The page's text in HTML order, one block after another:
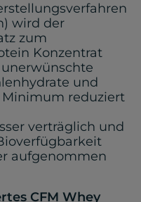
wird der
zum
Konzentrat
und
Minimum reduziert
verträglich und
aufgenommen
CFM Whey